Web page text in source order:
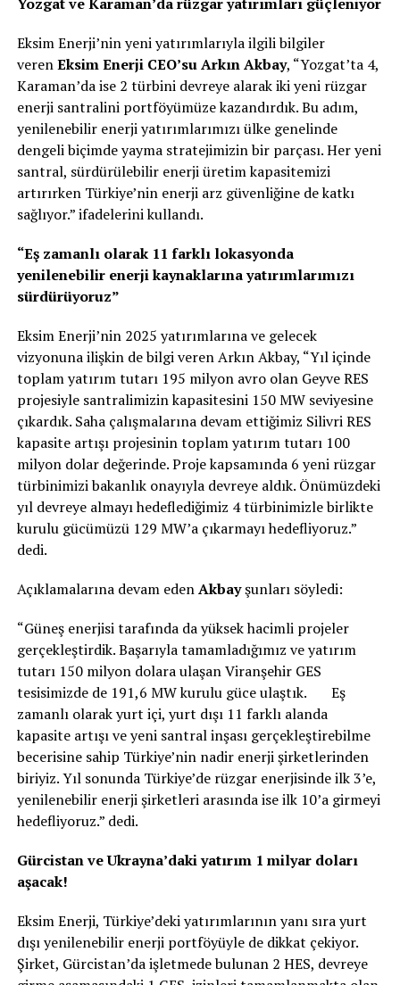
Eksim Enerji’nin yeni yatırımlarıyla ilgili bilgiler
verenEksim Enerji CEO’su Arkın Akbay, “Yozgat’ta 4,
Karaman’da ise 2 türbini devreye alarak iki yeni rüzgar
enerji santralini portföyümüze kazandırdık. Bu adım,
yenilenebilir enerji yatırımlarımızı ülke genelinde
dengeli biçimde yayma stratejimizin bir parçası. Her yeni
santral, sürdürülebilir enerji üretim kapasitemizi
artırırken Türkiye’nin enerji arz güvenliğine de katkı
sağlıyor.” ifadelerini kullandı.
“Eş zamanlı olarak 11 farklı lokasyonda
yenilenebilir enerji kaynaklarına yatırımlarımızı
sürdürüyoruz”
Eksim Enerji’nin 2025 yatırımlarına ve gelecek
vizyonuna ilişkin de bilgi veren Arkın Akbay, “Yıl içinde
toplam yatırım tutarı 195 milyon avro olan Geyve RES
projesiyle santralimizin kapasitesini 150 MW seviyesine
çıkardık. Saha çalışmalarına devam ettiğimiz Silivri RES
kapasite artışı projesinin toplam yatırım tutarı 100
milyon dolar değerinde. Proje kapsamında 6 yeni rüzgar
türbinimizibakanlık onayıyla devreye aldık. Önümüzdeki
yıl devreye almayı hedeflediğimiz 4 türbinimizle birlikte
kurulu gücümüzü 129 MW’a çıkarmayı hedefliyoruz.”
dedi.
Açıklamalarına devam edenAkbayşunları söyledi:
“Güneş enerjisi tarafında da yüksek hacimli projeler
gerçekleştirdik. Başarıyla tamamladığımız ve yatırım
tutarı 150 milyon dolara ulaşan Viranşehir GES
tesisimizde de 191,6 MW kurulu güce ulaştık. Eş
zamanlı olarak yurt içi, yurt dışı 11 farklı alanda
kapasite artışı ve yeni santral inşası gerçekleştirebilme
becerisine sahip Türkiye’nin nadir enerji şirketlerinden
biriyiz. Yıl sonunda Türkiye’de rüzgar enerjisinde ilk 3’e,
yenilenebilir enerji şirketleri arasında ise ilk 10’a girmeyi
hedefliyoruz.” dedi.
Gürcistan ve Ukrayna’daki yatırım 1 milyar doları
aşacak!
Eksim Enerji, Türkiye’deki yatırımlarının yanı sıra yurt
dışı yenilenebilir enerji portföyüyle de dikkat çekiyor.
Şirket, Gürcistan’da işletmede bulunan 2 HES, devreye